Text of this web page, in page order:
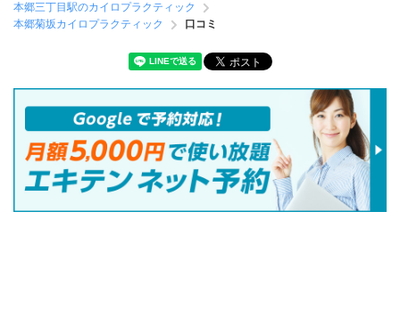
本郷三丁目駅のカイロプラクティック
本郷菊坂カイロプラクティック
口コミ